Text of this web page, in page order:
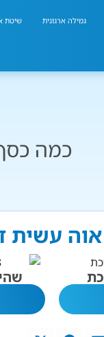
גמילה ארגונית שיטת
כמה
עשית